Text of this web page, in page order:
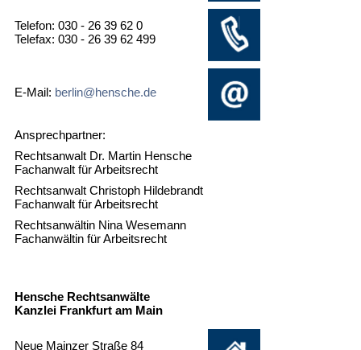
Telefon: 030 - 26 39 62 0
Telefax: 030 - 26 39 62 499
E-Mail: berlin@hensche.de
Ansprechpartner:
Rechtsanwalt Dr. Martin Hensche
Fachanwalt für Arbeitsrecht
Rechtsanwalt Christoph Hildebrandt
Fachanwalt für Arbeitsrecht
Rechtsanwältin Nina Wesemann
Fachanwältin für Arbeitsrecht
Hensche Rechtsanwälte
Kanzlei Frankfurt am Main
Neue Mainzer Straße 84